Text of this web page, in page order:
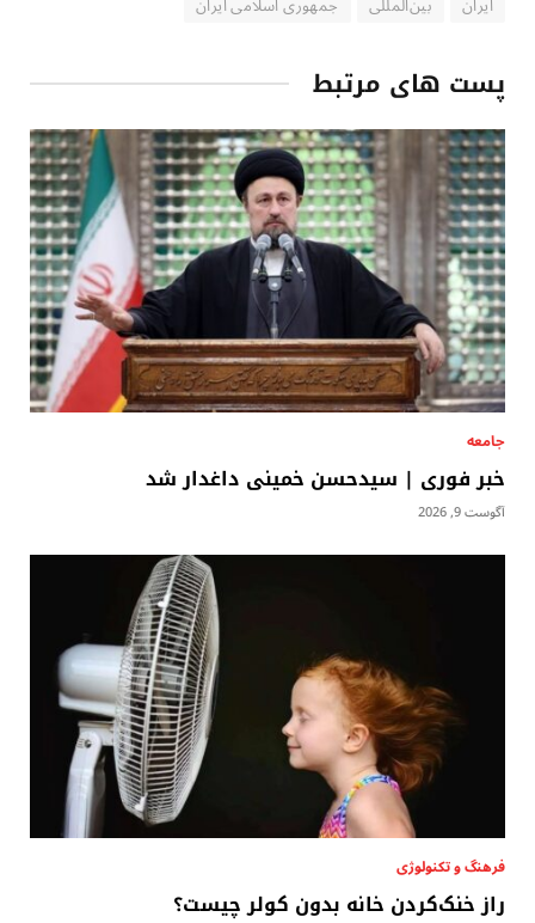
پست های مرتبط
جامعه
خبر فوری | سیدحسن خمینی داغدار شد
آگوست 9, 2026
فرهنگ و تکنولوژی
راز خنک‌کردن خانه بدون کولر چیست؟